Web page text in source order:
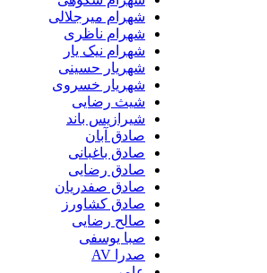
شهرام میرجلالی
شهرام ناظری
شهرام نیک یار
شهریار حسینی
شهریار خسروی
شیث رضایی
شیرازیس باند
صادق آبان
صادق باغبانی
صادق رضایی
صادق صفدریان
صادق کشاورز
صالح رضایی
صبا یوسفی
صدرا AV